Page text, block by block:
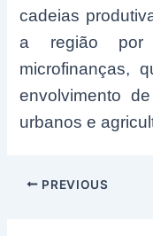
cadeias
a região por
microfinanças,
envolvimento
urbanos e
Post
PREVIOUS